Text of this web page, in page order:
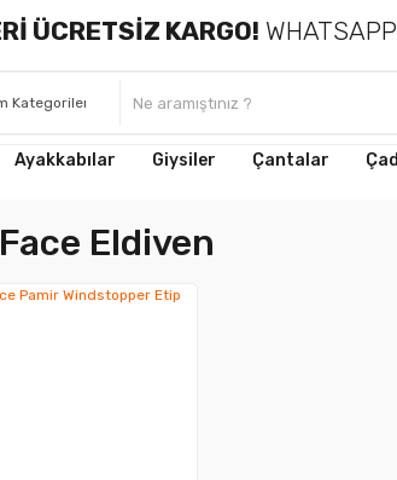
ÜCRETSİZ KARGO!
Ayakkabılar Giysiler Çantalar
Eldiven